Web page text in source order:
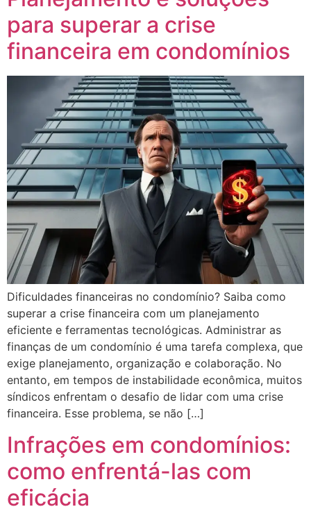
para superar a crise
financeira em condomínios
Dificuldades financeiras no condomínio? Saiba como
superar a crise financeira com um planejamento
eficiente e ferramentas tecnológicas. Administrar as
finanças de um condomínio é uma tarefa complexa, que
exige planejamento, organização e colaboração. No
entanto, em tempos de instabilidade econômica, muitos
síndicos enfrentam o desafio de lidar com uma crise
financeira. Esse problema, se não […]
Infrações em condomínios:
como enfrentá-las com
eficácia